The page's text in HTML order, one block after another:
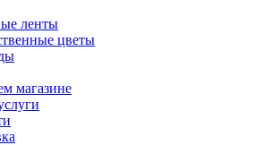
ленты
цветы
магазине